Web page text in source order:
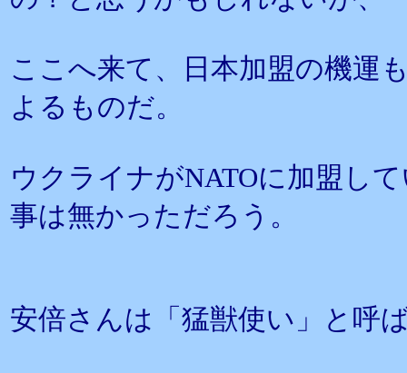
ここへ来て、日本加盟の機運
よるものだ。
ウクライナがNATOに加盟し
事は無かっただろう。
安倍さんは「猛獣使い」と呼